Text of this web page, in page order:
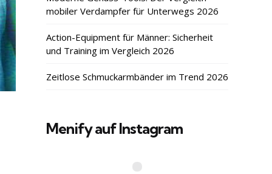
mobiler Verdampfer für Unterwegs 2026
Action-Equipment für Männer: Sicherheit
und Training im Vergleich 2026
Zeitlose Schmuckarmbänder im Trend 2026
Menify auf Instagram